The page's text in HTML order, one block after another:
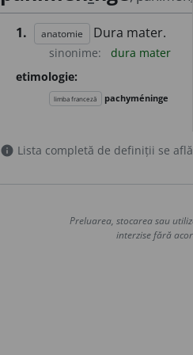
1. anatomie Dura mater.
sinonime:
dura mater
etimologie:
limba franceză pachyméninge
info Lista completă de definiții se
Preluarea, stocarea sau
interzise fără